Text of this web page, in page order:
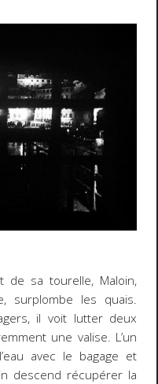
sa tourelle, Maloin,
surplombe les quais.
il voit lutter deux
une valise. L’un
avec le bagage et
descend récupérer la